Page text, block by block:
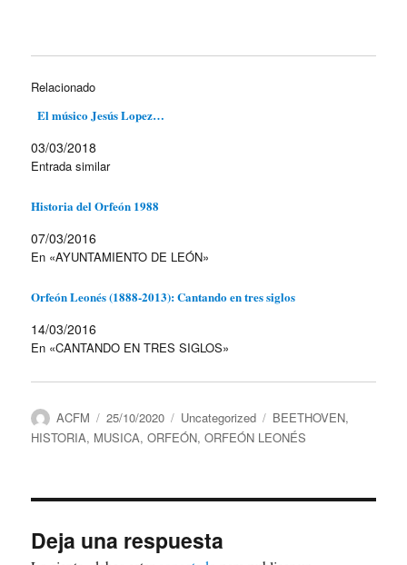
Relacionado
El músico Jesús Lopez…
03/03/2018
Entrada similar
Historia del Orfeón 1988
07/03/2016
En «AYUNTAMIENTO DE LEÓN»
Orfeón Leonés (1888-2013): Cantando en tres siglos
14/03/2016
En «CANTANDO EN TRES SIGLOS»
Autor
ACFM
Publicado
el
25/10/2020 Categorías
Uncategorized Etiquetas
BEETHOVEN,
HISTORIA, MUSICA,ORFEÓN,ORFEÓN LEONÉS
Deja una respuesta